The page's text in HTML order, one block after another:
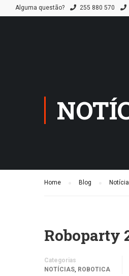
Alguma questão? 255 880 570
Home Blog
Roboparty
Categorias
NOTÍCIAS, ROBOTICA